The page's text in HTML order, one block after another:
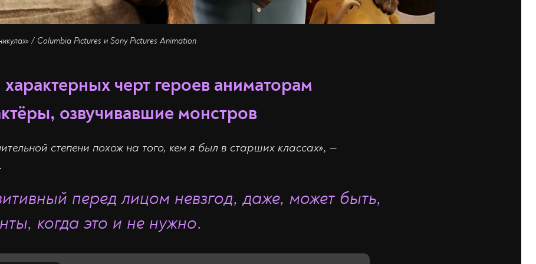
/ Columbia Pictures и Sony Pictures Animation
черт героев аниматорам
озвучивавшие монстров
степени похож на того, кем я был в старших классах», —
перед лицом невзгод, даже, может быть,
когда это и не нужно.